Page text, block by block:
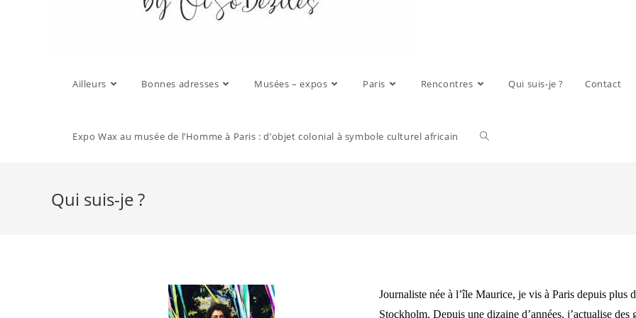
Ailleurs Bonnes adresses Musées – expos Paris Rencontres Qui suis-je ? Contact
Expo Wax au musée de l’Homme à Paris : d’objet colonial à symbole culturel africain
Qui suis-je ?
Journaliste née à l’île Maurice, je vis à Paris depuis plus
Stockholm. Depuis une dizaine d’années, j’actualise